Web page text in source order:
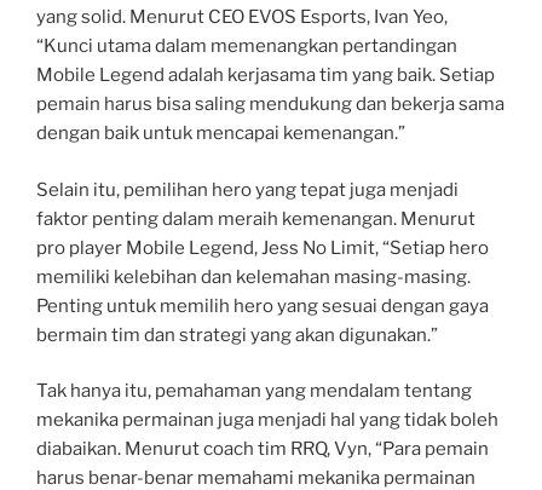
yang solid. Menurut CEO EVOS Esports, Ivan Yeo,
“Kunci utama dalam memenangkan pertandingan
Mobile Legend adalah kerjasama tim yang baik. Setiap
pemain harus bisa saling mendukung dan bekerja sama
dengan baik untuk mencapai kemenangan.”
Selain itu, pemilihan hero yang tepat juga menjadi
faktor penting dalam meraih kemenangan. Menurut
pro player Mobile Legend, Jess No Limit, “Setiap hero
memiliki kelebihan dan kelemahan masing-masing.
Penting untuk memilih hero yang sesuai dengan gaya
bermain tim dan strategi yang akan digunakan.”
Tak hanya itu, pemahaman yang mendalam tentang
mekanika permainan juga menjadi hal yang tidak boleh
diabaikan. Menurut coach tim RRQ, Vyn, “Para pemain
harus benar-benar memahami mekanika permainan